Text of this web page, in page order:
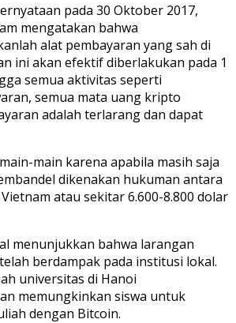
pada 30 Oktober 2017,
mengatakan bahwa
alat pembayaran yang sah di
ini akan efektif diberlakukan pada 1
semua aktivitas seperti
semua mata uang kripto
adalah terlarang dan dapat
main karena apabila masih saja
dikenakan hukuman antara
atau sekitar 6.600-8.800 dolar
menunjukkan bahwa larangan
berdampak pada institusi lokal.
universitas di Hanoi
memungkinkan siswa untuk
dengan Bitcoin.